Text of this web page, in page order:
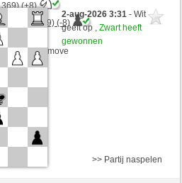
(+8)
(1179) (-8)
0 seconds/move
2-aug-2026 3:31- Wit
geeft op ,Zwart heeft
gewonnen
>> Partij naspelen